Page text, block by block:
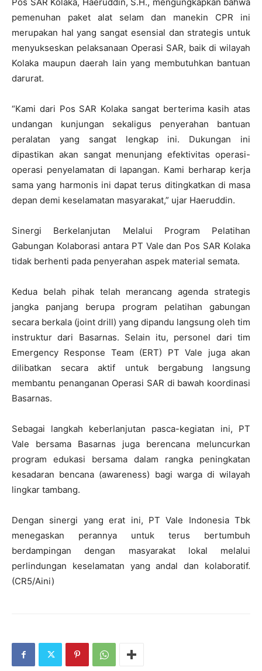
pemenuhan paket alat selam dan manekin CPR ini
merupakan hal yang sangat esensial dan strategis untuk
menyukseskan pelaksanaan Operasi SAR, baik di wilayah
Kolaka maupun daerah lain yang membutuhkan bantuan
darurat.
“Kami dari Pos SAR Kolaka sangat berterima kasih atas
undangan kunjungan sekaligus penyerahan bantuan
peralatan yang sangat lengkap ini. Dukungan ini
dipastikan akan sangat menunjang efektivitas operasi-
operasi penyelamatan di lapangan. Kami berharap kerja
sama yang harmonis ini dapat terus ditingkatkan di masa
depan demi keselamatan masyarakat,” ujar Haeruddin.
Sinergi Berkelanjutan Melalui Program Pelatihan
Gabungan Kolaborasi antara PT Vale dan Pos SAR Kolaka
tidak berhenti pada penyerahan aspek material semata.
Kedua belah pihak telah merancang agenda strategis
jangka panjang berupa program pelatihan gabungan
secara berkala (joint drill) yang dipandu langsung oleh tim
instruktur dari Basarnas. Selain itu, personel dari tim
Emergency Response Team (ERT) PT Vale juga akan
dilibatkan secara aktif untuk bergabung langsung
membantu penanganan Operasi SAR di bawah koordinasi
Basarnas.
Sebagai langkah keberlanjutan pasca-kegiatan ini, PT
Vale bersama Basarnas juga berencana meluncurkan
program edukasi bersama dalam rangka peningkatan
kesadaran bencana (awareness) bagi warga di wilayah
lingkar tambang.
Dengan sinergi yang erat ini, PT Vale Indonesia Tbk
menegaskan perannya untuk terus bertumbuh
berdampingan dengan masyarakat lokal melalui
perlindungan keselamatan yang andal dan kolaboratif.
(CR5/Aini)